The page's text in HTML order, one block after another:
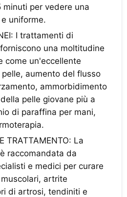
minuti per vedere una
uniforme.
I trattamenti di
una moltitudine
come un'eccellente
aumento del flusso
ammorbidimento
pelle giovane più a
di paraffina per mani,
TRATTAMENTO: La
raccomandata da
e medici per curare
artrite
di artrosi, tendiniti e